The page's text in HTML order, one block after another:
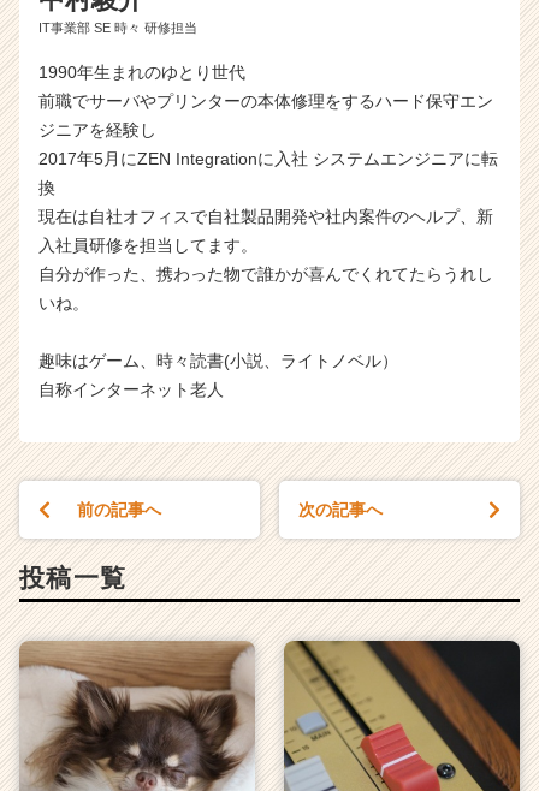
IT事業部 SE 時々 研修担当
1990年生まれのゆとり世代
前職でサーバやプリンターの本体修理をするハード保守エン
ジニアを経験し
2017年5月にZEN Integrationに入社 システムエンジニアに転
換
現在は自社オフィスで自社製品開発や社内案件のヘルプ、新
入社員研修を担当してます。
自分が作った、携わった物で誰かが喜んでくれてたらうれし
いね。
趣味はゲーム、時々読書(小説、ライトノベル）
自称インターネット老人
前の記事へ 次の記事へ
投稿一覧